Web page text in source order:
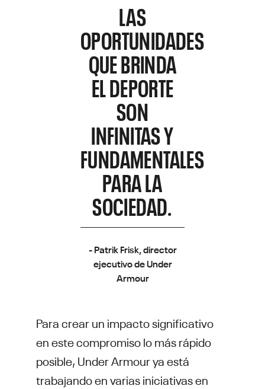
LAS
OPORTUNIDADES
QUE BRINDA
EL DEPORTE
SON
INFINITAS Y
FUNDAMENTALES
PARA LA
SOCIEDAD.
- Patrik Frisk, director
ejecutivo de Under
Armour
Para crear un impacto significativo
en este compromiso lo más rápido
posible, Under Armour ya está
trabajando en varias iniciativas en